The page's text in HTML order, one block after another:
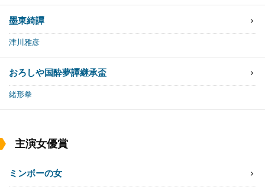
墨東綺譚
津川雅彦
おろしや国酔夢譚継承盃
緒形拳
主演女優賞
ミンボーの女